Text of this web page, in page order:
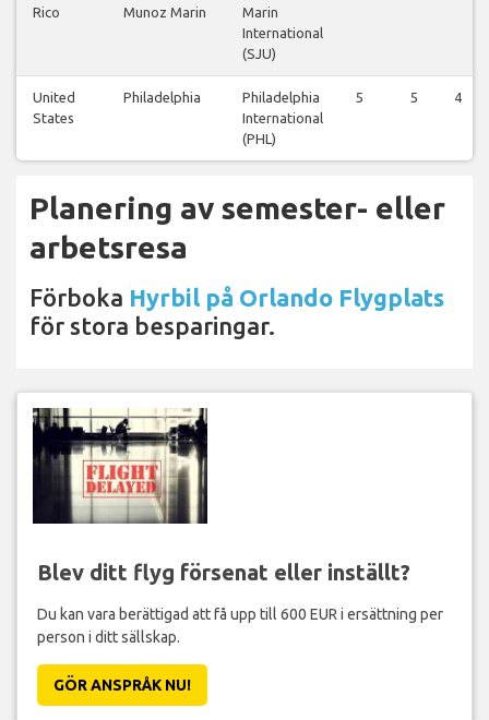
Rico Munoz Marin
Marin
International
(SJU)
United
States
Philadelphia
Philadelphia
International
(PHL)
5 5 4
Planering av semester- eller
arbetsresa
Förboka Hyrbil på Orlando Flygplats
för stora besparingar.
Blev ditt flyg försenat eller inställt?
Du kan vara berättigad att få upp till 600 EUR i ersättning per
person i ditt sällskap.
GÖR ANSPRÅK NU!